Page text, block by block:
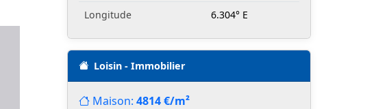
Longitude
6.304° E
Loisin - Immobilier
Maison: 4814 €/m²